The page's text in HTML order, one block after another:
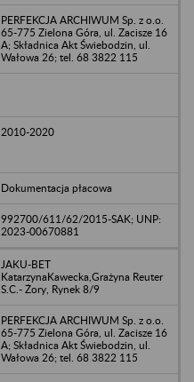
PERFEKCJA ARCHIWUM Sp. z o.o.
65-775 Zielona Góra, ul. Zacisze 16
A; Składnica Akt Świebodzin, ul.
Wałowa 26; tel. 68 3822 115
2010-2020
Dokumentacja płacowa
992700/611/62/2015-SAK; UNP:
2023-00670881
JAKU-BET
KatarzynaKawecka,Grażyna Reuter
S.C.- Żory, Rynek 8/9
PERFEKCJA ARCHIWUM Sp. z o.o.
65-775 Zielona Góra, ul. Zacisze 16
A; Składnica Akt Świebodzin, ul.
Wałowa 26; tel. 68 3822 115